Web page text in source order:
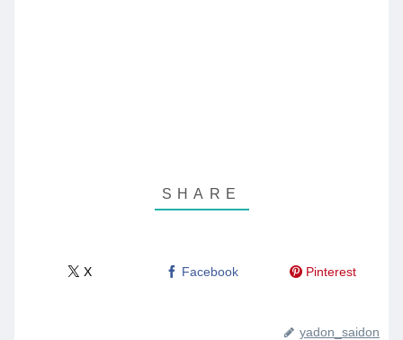
X Facebook Pinterest
yadon_saidon